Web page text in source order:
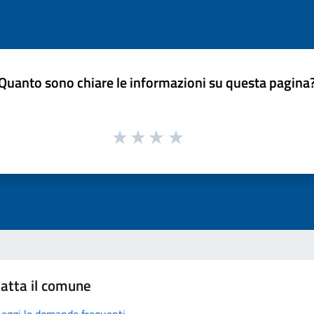
sono chiare le informazioni su questa
il comune